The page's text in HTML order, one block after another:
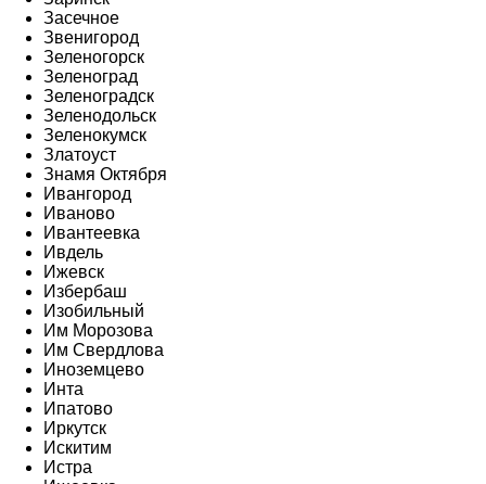
Засечное
Звенигород
Зеленогорск
Зеленоград
Зеленоградск
Зеленодольск
Зеленокумск
Златоуст
Знамя Октября
Ивангород
Иваново
Ивантеевка
Ивдель
Ижевск
Избербаш
Изобильный
Им Морозова
Им Свердлова
Иноземцево
Инта
Ипатово
Иркутск
Искитим
Истра